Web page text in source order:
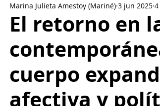
El retorno en
cuerpo
afectiva y
Marina Julieta Amestoy (Mariné) 3 jun 2025